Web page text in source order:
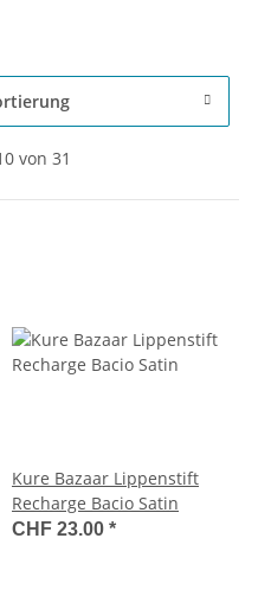
von 31
Kure Bazaar Lippenstift
Recharge Bacio Satin
CHF 23.00 *